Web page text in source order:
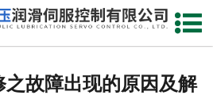
网站首页
故障出现的原因及解